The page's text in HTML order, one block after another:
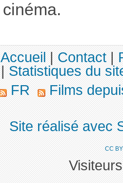
cinéma.
Accueil|Contact|
|Statistiques du
FR
Films
Site réalisé avec
CC